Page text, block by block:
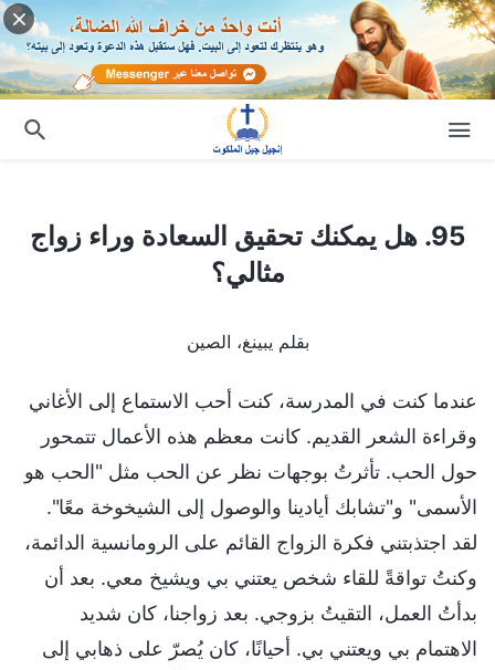
95. هل يمكنك تحقيق السعادة وراء زواج
مثالي؟
بقلم يبينغ، الصين
عندما كنت في المدرسة، كنت أحب الاستماع إلى الأغاني
وقراءة الشعر القديم. كانت معظم هذه الأعمال تتمحور
حول الحب. تأثرتُ بوجهات نظر عن الحب مثل "الحب هو
الأسمى" و"تشابك أيادينا والوصول إلى الشيخوخة معًا".
لقد اجتذبتني فكرة الزواج القائم على الرومانسية الدائمة،
وكنتُ تواقةً للقاء شخص يعتني بي ويشيخ معي. بعد أن
بدأتُ العمل، التقيتُ بزوجي. بعد زواجنا، كان شديد
الاهتمام بي ويعتني بي. أحيانًا، كان يُصرّ على ذهابي إلى